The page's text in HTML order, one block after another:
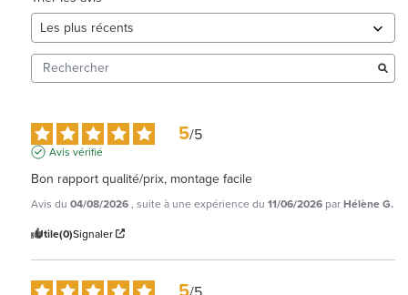
5/5
Avis vérifié
Bon rapport qualité/prix, montage facile
Avis du 04/08/2026, suite à une expérience du 11/06/2026 parHélène G.
Utile(0)Signaler